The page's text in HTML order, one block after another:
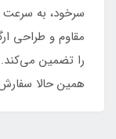
سرخود، به
مقاوم و طراحی
را تضمین می‌کند.
همین حالا